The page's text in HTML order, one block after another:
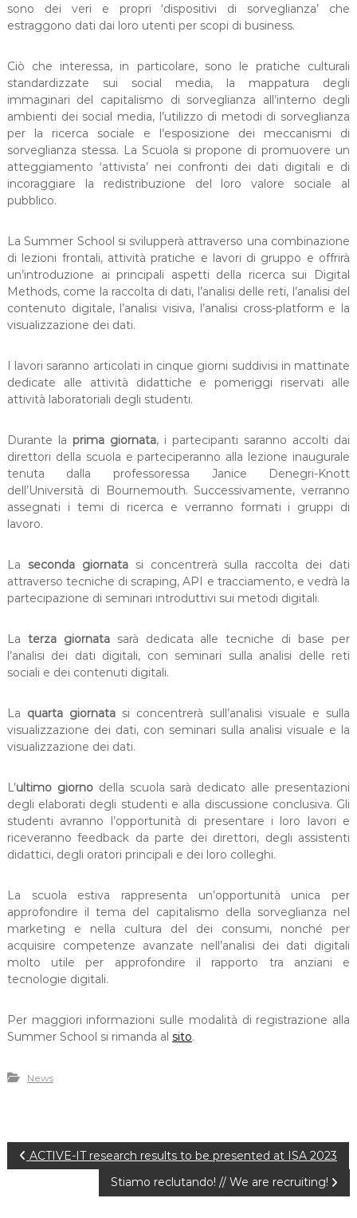
sono dei veri e propri ‘dispositivi di sorveglianza’ che
estraggono dati dai loro utenti per scopi di business.
Ciò che interessa, in particolare, sono le pratiche culturali
standardizzate sui social media, la mappatura degli
immaginari del capitalismo di sorveglianza all’interno degli
ambienti dei social media, l’utilizzo di metodi di sorveglianza
per la ricerca sociale e l’esposizione dei meccanismi di
sorveglianza stessa. La Scuola si propone di promuovere un
atteggiamento ‘attivista’ nei confronti dei dati digitali e di
incoraggiare la redistribuzione del loro valore sociale al
pubblico.
La Summer School si svilupperà attraverso una combinazione
di lezioni frontali, attività pratiche e lavori di gruppo e offrirà
un’introduzione ai principali aspetti della ricerca sui Digital
Methods, come la raccolta di dati, l’analisi delle reti, l’analisi del
contenuto digitale, l’analisi visiva, l’analisi cross-platform e la
visualizzazione dei dati.
I lavori saranno articolati in cinque giorni suddivisi in mattinate
dedicate alle attività didattiche e pomeriggi riservati alle
attività laboratoriali degli studenti.
Durante la prima giornata, i partecipanti saranno accolti dai
direttori della scuola e parteciperanno alla lezione inaugurale
tenuta dalla professoressa Janice Denegri-Knott
dell’Università di Bournemouth. Successivamente, verranno
assegnati i temi di ricerca e verranno formati i gruppi di
lavoro.
La seconda giornatasi concentrerà sulla raccolta dei dati
attraverso tecniche di scraping, API e tracciamento, e vedrà la
partecipazione di seminari introduttivi sui metodi digitali.
La terza giornatasarà dedicata alle tecniche di base per
l’analisi dei dati digitali, con seminari sulla analisi delle reti
sociali e dei contenuti digitali.
La quarta giornatasi concentrerà sull’analisi visuale e sulla
visualizzazione dei dati, con seminari sulla analisi visuale e la
visualizzazione dei dati.
L’ultimo giorno della scuola sarà dedicato alle presentazioni
degli elaborati degli studenti e alla discussione conclusiva. Gli
studenti avranno l’opportunità di presentare i loro lavori e
riceveranno feedback da parte dei direttori, degli assistenti
didattici, degli oratori principali e dei loro colleghi.
La scuola estiva rappresenta un’opportunità unica per
approfondire il tema del capitalismo della sorveglianza nel
marketing e nella cultura del dei consumi, nonché per
acquisire competenze avanzate nell’analisi dei dati digitali
molto utile per approfondire il rapporto tra anziani e
tecnologie digitali.
Per maggiori informazioni sulle modalità di registrazione alla
Summer School si rimanda al sito.
News
P ACTIVE-IT research results to be presented at ISA 2023
Stiamo reclutando! // We are recruiting!